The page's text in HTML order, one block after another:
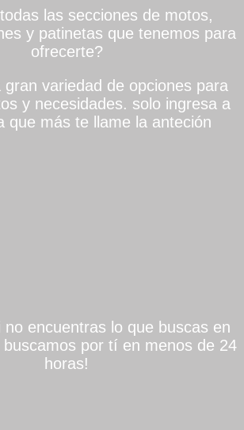
las secciones de motos,
y patinetas que tenemos para
ofrecerte?
gran variedad de opciones para
y necesidades. solo ingresa a
que más te llame la anteción
no encuentras lo que buscas en
por tí en menos de 24
horas!